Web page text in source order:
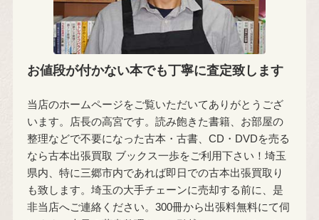
お値段が付かない本でも丁寧に査定致します
当店のホームページをご覧いただいてありがとうござ
います。店長の高宮です。読み飽きた書籍、お部屋の
整理などで不要になった古本・古書、CD・DVDを売る
なら古本出張買取 ブックス一歩をご利用下さい！埼玉
県内、特に三郷市内であれば即日での古本出張買取り
も致します。埼玉の大手チェーンに売却する前に、是
非当店へご連絡ください。300冊から出張料無料にて伺